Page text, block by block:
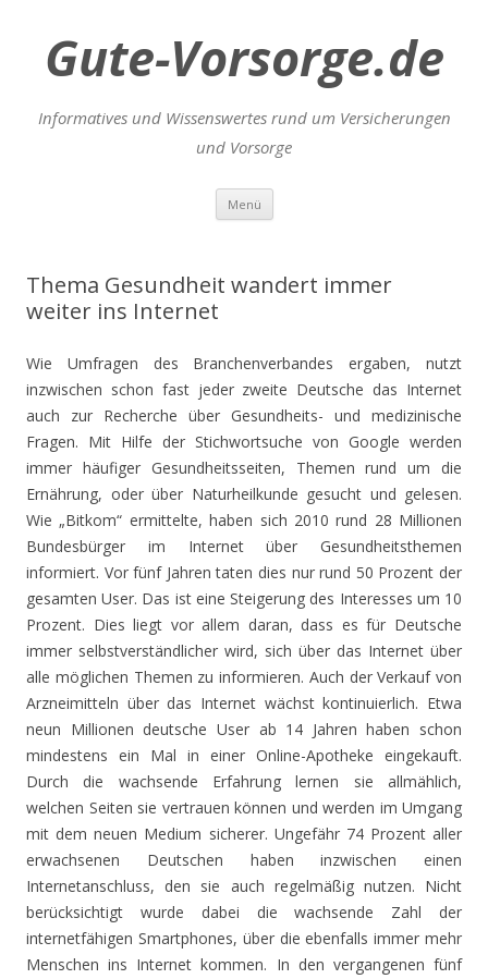
Gute-Vorsorge.de
Informatives und Wissenswertes rund um Versicherungen
und Vorsorge
Menü Zum
springen
Thema Gesundheit wandert immer
weiter ins Internet
Wie Umfragen des Branchenverbandes ergaben, nutzt
inzwischen schon fast jeder zweite Deutsche das Internet
auch zur Recherche über Gesundheits- und medizinische
Fragen. Mit Hilfe der Stichwortsuche von Google werden
immer häufiger Gesundheitsseiten, Themen rund um die
Ernährung, oder über Naturheilkunde gesucht und gelesen.
Wie „Bitkom“ ermittelte, haben sich 2010 rund 28 Millionen
Bundesbürger im Internet über Gesundheitsthemen
informiert. Vor fünf Jahren taten dies nur rund 50 Prozent der
gesamten User. Das ist eine Steigerung des Interesses um 10
Prozent. Dies liegt vor allem daran, dass es für Deutsche
immer selbstverständlicher wird, sich über das Internet über
alle möglichen Themen zu informieren. Auch der Verkauf von
Arzneimitteln über das Internet wächst kontinuierlich. Etwa
neun Millionen deutsche User ab 14 Jahren haben schon
mindestens ein Mal in einer Online-Apotheke eingekauft.
Durch die wachsende Erfahrung lernen sie allmählich,
welchen Seiten sie vertrauen können und werden im Umgang
mit dem neuen Medium sicherer. Ungefähr 74 Prozent aller
erwachsenen Deutschen haben inzwischen einen
Internetanschluss, den sie auch regelmäßig nutzen. Nicht
berücksichtigt wurde dabei die wachsende Zahl der
internetfähigen Smartphones, über die ebenfalls immer mehr
Menschen ins Internet kommen. In den vergangenen fünf